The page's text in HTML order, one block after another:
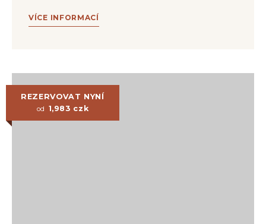
VÍCE INFORMACÍ
REZERVOVAT NYNÍ
od 1,983 czk